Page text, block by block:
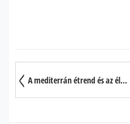
A mediterrán étrend és az életünk hossza